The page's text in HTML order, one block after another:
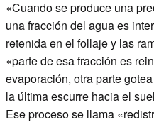
«Cuando se produce una
una fracción del agua es
retenida en el follaje y las
«parte de esa fracción es
evaporación, otra parte
la última escurre hacia el
Ese proceso se llama